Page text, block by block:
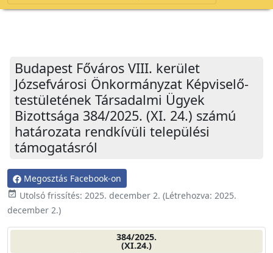
Budapest Főváros VIII. kerület
Józsefvárosi Önkormányzat Képviselő-
testületének Társadalmi Ügyek
Bizottsága 384/2025. (XI. 24.) számú
határozata rendkívüli települési
támogatásról
Megosztás Facebook-on
event_available Utolsó frissítés: 2025. december 2. (Létrehozva: 2025.
december 2.)
384/2025.
(XI.24.)